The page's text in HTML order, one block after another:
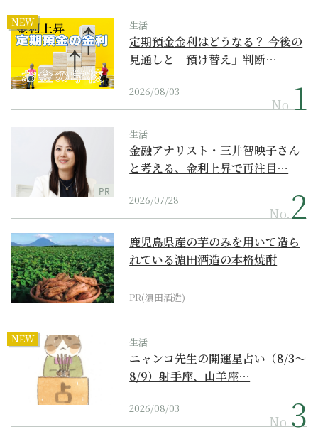
NEW 生活
定期預金金利はどうなる？ 今後の
見通しと「預け替え」判断…
2026/08/03
No.
PR
生活
金融アナリスト・三井智映子さん
と考える、金利上昇で再注目…
2026/07/28
No.
鹿児島県産の芋のみを用いて造ら
れている濵田酒造の本格焼酎
PR(濵田酒造)
NEW 生活
ニャンコ先生の開運星占い（8/3～
8/9）射手座、山羊座…
2026/08/03
No.